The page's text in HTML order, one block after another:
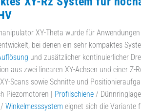
XY-Theta wurde für
bei denen ein sehr kompaktes
und zusätzlicher kontinuierlicher
aus zwei linearen XY-Achsen und einer Z-
Scans sowie Schnitte und
Piezomotoren |
Profilschiene/
Winkelmesssystemeignet sich die Variante